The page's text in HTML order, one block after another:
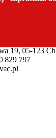
19, 05-123
829 797